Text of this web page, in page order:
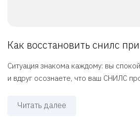
Как восстановить снилс
Ситуация знакома каждому: вы
и вдруг осознаете, что ваш СНИЛС
Читать далее